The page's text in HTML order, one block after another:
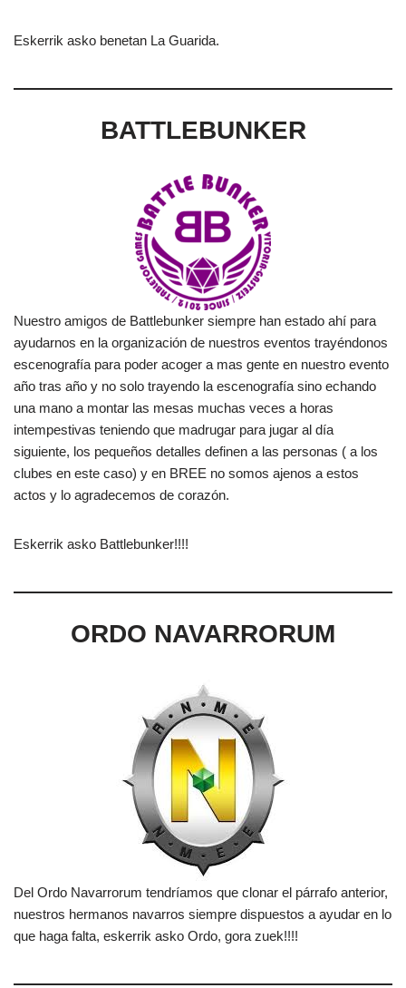
Eskerrik asko benetan La Guarida.
BATTLEBUNKER
Nuestro amigos de Battlebunker siempre han estado ahí para
ayudarnos en la organización de nuestros eventos trayéndonos
escenografía para poder acoger a mas gente en nuestro evento
año tras año y no solo trayendo la escenografía sino echando
una mano a montar las mesas muchas veces a horas
intempestivas teniendo que madrugar para jugar al día
siguiente, los pequeños detalles definen a las personas ( a los
clubes en este caso) y en BREE no somos ajenos a estos
actos y lo agradecemos de corazón.
Eskerrik asko Battlebunker!!!!
ORDO NAVARRORUM
Del Ordo Navarrorum tendríamos que clonar el párrafo anterior,
nuestros hermanos navarros siempre dispuestos a ayudar en lo
que haga falta, eskerrik asko Ordo, gora zuek!!!!